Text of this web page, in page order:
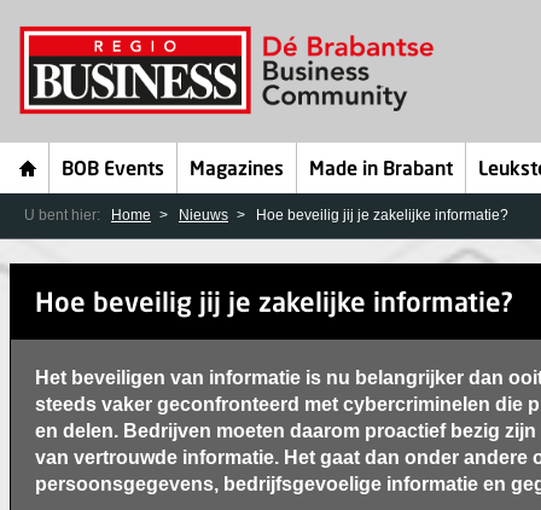
BOB Events Magazines Made in Brabant
U bent hier: Home Nieuws Hoe beveilig jij je zakelijke informatie?
Hoe beveilig jij je zakelijke informatie?
Het beveiligen van informatie is nu belangrijker dan
steeds vaker geconfronteerd met cybercriminelen die
en delen. Bedrijven moeten daarom proactief bezig
van vertrouwde informatie. Het gaat dan onder andere
persoonsgegevens, bedrijfsgevoelige informatie en